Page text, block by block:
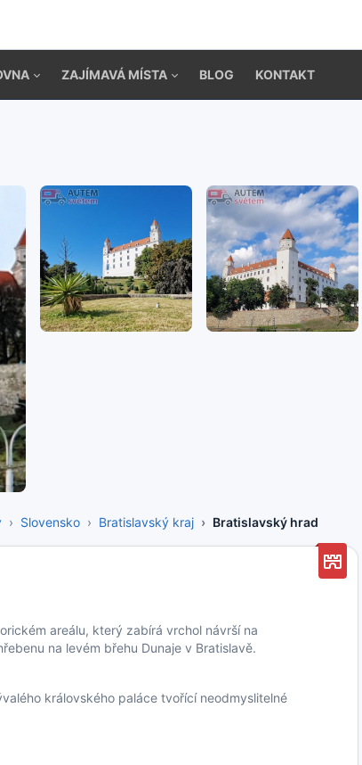
ZAJÍMAVÁ MÍSTA BLOG KONTAKT
Slovensko Bratislavský kraj Bratislavský hrad
areálu, který zabírá vrchol návrší na
na levém břehu Dunaje v Bratislavě.
královského paláce tvořící neodmyslitelné